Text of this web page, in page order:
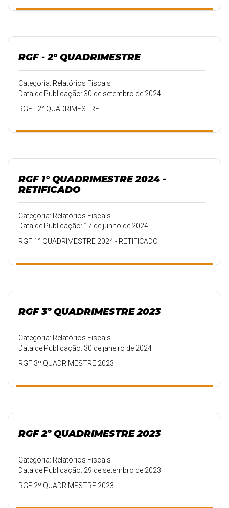
RGF - 2° QUADRIMESTRE
Categoria: Relatórios Fiscais
Data de Publicação: 30 de setembro de 2024
RGF - 2° QUADRIMESTRE
RGF 1° QUADRIMESTRE 2024 -
RETIFICADO
Categoria: Relatórios Fiscais
Data de Publicação: 17 de junho de 2024
RGF 1° QUADRIMESTRE 2024 - RETIFICADO
RGF 3º QUADRIMESTRE 2023
Categoria: Relatórios Fiscais
Data de Publicação: 30 de janeiro de 2024
RGF 3º QUADRIMESTRE 2023
RGF 2º QUADRIMESTRE 2023
Categoria: Relatórios Fiscais
Data de Publicação: 29 de setembro de 2023
RGF 2º QUADRIMESTRE 2023